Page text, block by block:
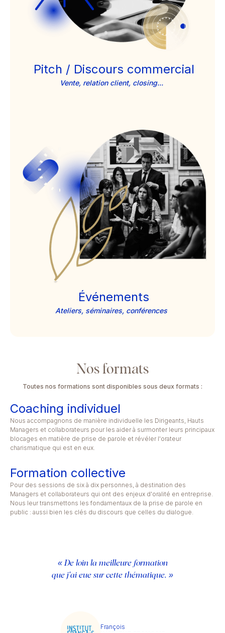
Pitch / Discours commercial
Vente, relation client, closing...
Événements
Ateliers, séminaires, conférences
Nos formats
Toutes nos formations sont disponibles sous deux formats :
Coaching individuel
Nous accompagnons de manière individuelle les Dirigeants, Hauts
Managers et collaborateurs pour les aider à surmonter leurs principaux
blocages en matière de prise de parole et révéler l'orateur
charismatique qui est en eux.
Formation collective
Pour des sessions de six à dix personnes, à destination des
Managers et collaborateurs qui ont des enjeux d'oralité en entreprise.
Nous leur transmettons les fondamentaux de la prise de parole en
public : aussi bien les clés du discours que celles du dialogue.
« De loin la meilleure formation
que j'ai eue sur cette thématique. »
François